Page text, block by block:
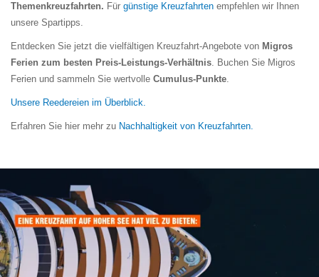
Themenkreuzfahrten. Für günstige Kreuzfahrten empfehlen wir Ihnen
unsere Spartipps.
Entdecken Sie jetzt die vielfältigen Kreuzfahrt-Angebote von Migros
Ferien zum besten Preis-Leistungs-Verhältnis. Buchen Sie Migros
Ferien und sammeln Sie wertvolle Cumulus-Punkte.
Unsere Reedereien im Überblick.
Erfahren Sie hier mehr zu Nachhaltigkeit von Kreuzfahrten.